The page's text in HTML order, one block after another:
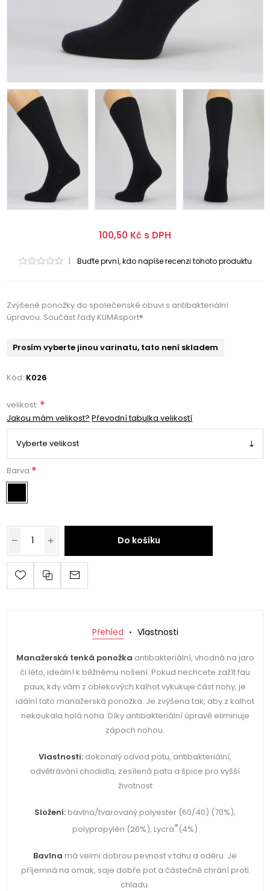
100,50 Kč s DPH
| Buďte první, kdo napíše recenzi tohoto produktu
Zvýšené ponožky do společenské obuvi s antibakteriální
úpravou. Součást řady KLIMAsport®
Prosím vyberte jinou varinatu, tato není skladem
Kód: K026
velikost: *
Jakou mám velikost? Převodní tabulka velikostí
Barva *
Do košíku
Přehled Vlastnosti
Manažerská tenká ponožka antibakteriální, vhodná na jaro
či léto, ideální k běžnému nošení. Pokud nechcete zažít fau
paux, kdy vám z oblekových kalhot vykukuje část nohy, je
idální tato manažerská ponožka. Je zvýšena tak, aby z kalhot
nekoukala holá noha. Díky antibakteriální úpravě eliminuje
zápach nohou.
Vlastnosti: dokonalý odvod potu, antibakteriální,
odvětrávání chodidla, zesílená pata a špice pro vyšší
životnost
Složení: bavlna/tvarovaný polyester (60/40) (70%),
polypropylén (26%), Lycra® (4%)
Bavlna má velmi dobrou pevnost v tahu a oděru. Je
příjemná na omak, saje dobře pot a částečně chrání proti
chladu.